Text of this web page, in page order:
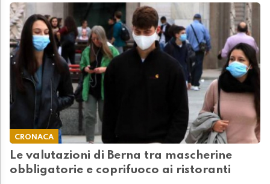
CRONACA
Le valutazioni di Berna tra mascherine
obbligatorie e coprifuoco ai ristoranti